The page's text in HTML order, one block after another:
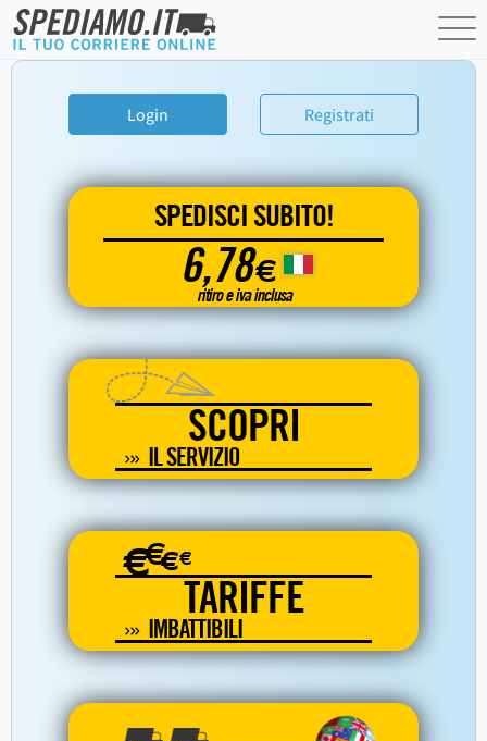
Login Registrati
SPEDISCI SUBITO!
6,78€
ritiro e iva inclusa
SCOPRI
IL SERVIZIO
€€€€
TARIFFE
IMBATTIBILI